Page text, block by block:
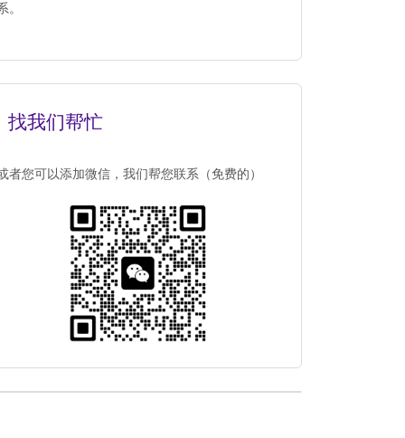
。
找我们帮忙
者您可以添加微信，我们帮您联系（免费的）